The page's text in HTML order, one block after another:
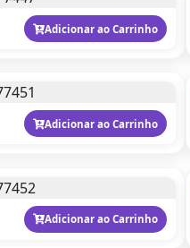
Adicionar ao Carrinho
Adicionar ao Carrinho
Adicionar ao Carrinho